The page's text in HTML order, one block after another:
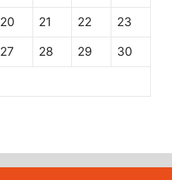
20 21 22 23
27 28 29 30